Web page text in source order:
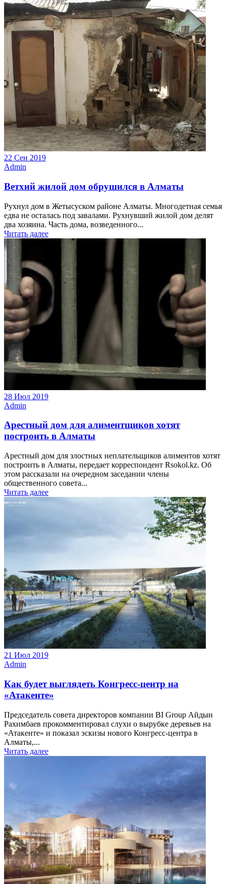
22 Сен 2019
Admin
Ветхий жилой дом обрушился в Алматы
Рухнул дом в Жетысуском районе Алматы. Многодетная семья
едва не осталась под завалами. Рухнувший жилой дом делят
два хозяина. Часть дома, возведенного...
Читать далее
28 Июл 2019
Admin
Арестный дом для алиментщиков хотят
построить в Алматы
Арестный дом для злостных неплательщиков алиментов хотят
построить в Алматы, передает корреспондент Rsokol.kz. Об
этом рассказали на очередном заседании члены
общественного совета...
Читать далее
21 Июл 2019
Admin
Как будет выглядеть Конгресс-центр на
«Атакенте»
Председатель совета директоров компании BI Group Айдын
Рахимбаев прокомментировал слухи о вырубке деревьев на
«Атакенте» и показал эскизы нового Конгресс-центра в
Алматы,...
Читать далее